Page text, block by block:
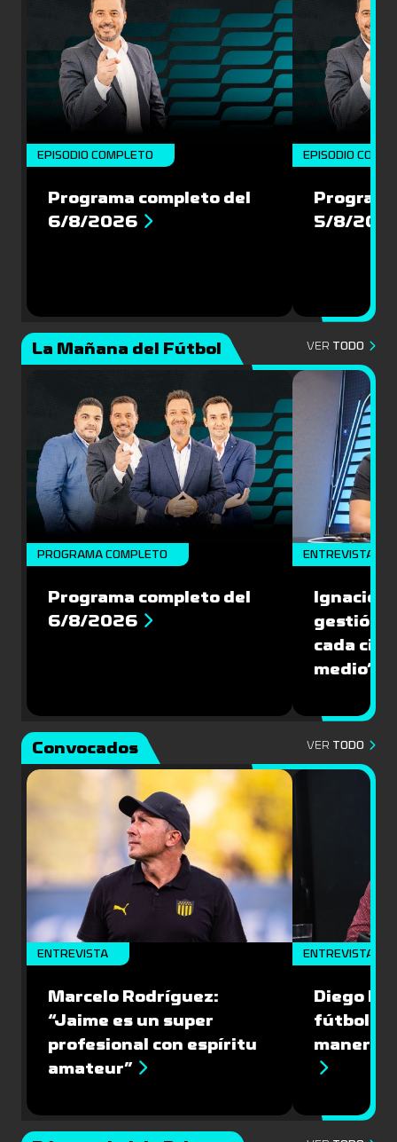
EPISODIO COMPLETO
Programa completo del
6/8/2026
EPISODIO
5/8/
La Mañana del Fútbol VER TODO
PROGRAMA COMPLETO
Programa completo del
6/8/2026
ENTREVISTA
Ignacio
gestión
cada
medio”
Convocados VER TODO
ENTREVISTA
Marcelo Rodríguez:
“Jaime es un super
profesional con espíritu
amateur”
ENTREVISTA
Diego
fútbol
manera